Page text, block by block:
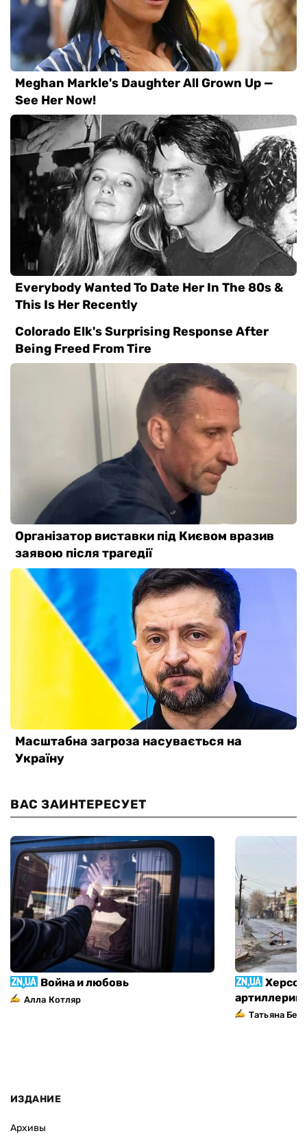
ВАС ЗАИНТЕРЕСУЕТ
Война и любовь
Алла Котляр
Татьяна
ИЗДАНИЕ
Архивы